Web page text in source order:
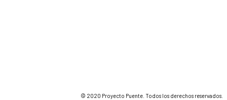
© 2020 Proyecto Puente. Todos los derechos reservados.